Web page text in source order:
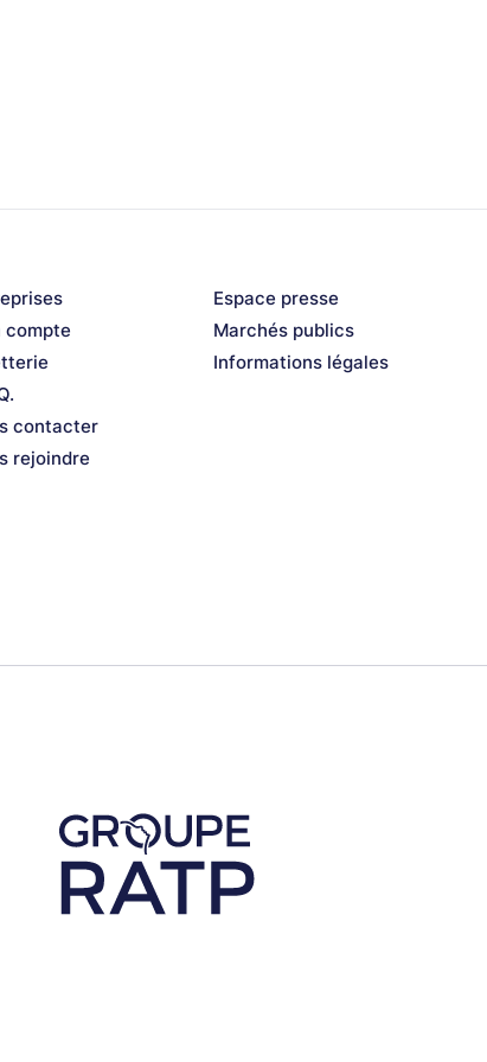
compte
contacter
rejoindre
Espace presse
Marchés publics
Informations légales